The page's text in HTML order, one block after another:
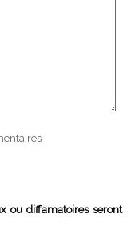
ou diffamatoires seront